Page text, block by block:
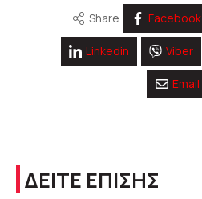
Share Facebook
Linkedin Viber
Email
ΔΕΙΤΕ ΕΠΙΣΗΣ